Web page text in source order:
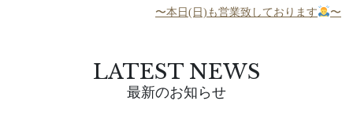
〜本日(日)も営業致しております 〜
LATEST NEWS
最新のお知らせ